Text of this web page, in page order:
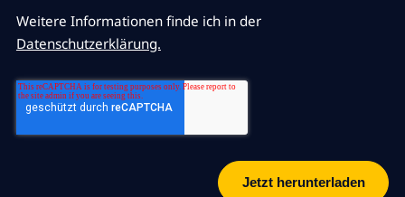
Weitere Informationen finde ich in der
Datenschutzerklärung.